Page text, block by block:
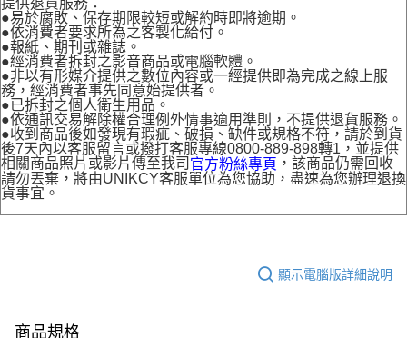
提供退貨服務：
●易於腐敗、保存期限較短或解約時即將逾期。
●依消費者要求所為之客製化給付。
●報紙、期刊或雜誌。
●經消費者拆封之影音商品或電腦軟體。
●非以有形媒介提供之數位內容或一經提供即為完成之線上服
務，經消費者事先同意始提供者。
●已拆封之個人衛生用品。
●依通訊交易解除權合理例外情事適用準則，不提供退貨服務。
●收到商品後如發現有瑕疵、破損、缺件或規格不符，請於到貨
後7天內以客服留言或撥打客服專線0800-889-898轉1，並提供
相關商品照片或影片傳至我司 官方粉絲專頁 ，該商品仍需回收
請勿丟棄，將由UNIKCY客服單位為您協助，盡速為您辦理退換
貨事宜。
顯示電腦版詳細說明
商品規格